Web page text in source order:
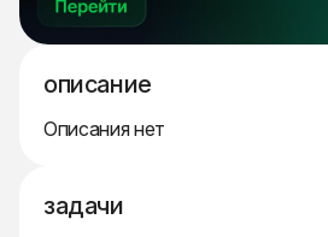
описание
Описания нет
задачи